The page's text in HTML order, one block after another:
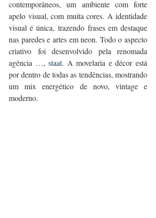
contemporâneos, um ambiente com forte
apelo visual, com muita cores. A identidade
visual é única, trazendo frases em destaque
nas paredes e artes em neon. Todo o aspecto
criativo foi desenvolvido pela renomada
agência …, staat. A movelaria e décor está
por dentro de todas as tendências, mostrando
um mix energético de novo, vintage e
moderno.